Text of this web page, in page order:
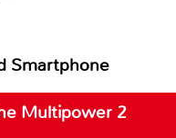
Smartphone
Multipower 2